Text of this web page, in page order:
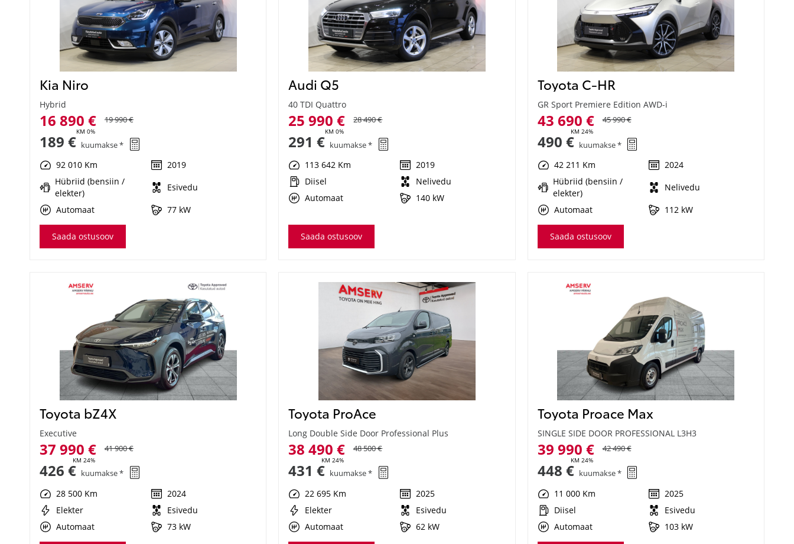
Kia Niro
Hybrid
16 890 €
KM 0%
19 990 €
189 € kuumakse *
92 010 Km
2019
Hübriid (bensiin /
elekter)
Esivedu
Automaat
77 kW
Saada ostusoov
Audi Q5
40 TDI Quattro
25 990 €
KM 0%
28 490 €
291 € kuumakse *
113 642 Km
2019
Diisel
Nelivedu
Automaat
140 kW
Saada ostusoov
Toyota C-HR
GR Sport Premiere Edition AWD-i
43 690 €
KM 24%
45 990 €
490 € kuumakse *
42 211 Km
2024
Hübriid (bensiin /
elekter)
Nelivedu
Automaat
112 kW
Saada ostusoov
Toyota bZ4X
Executive
37 990 €
KM 24%
41 900 €
426 € kuumakse *
28 500 Km
2024
Elekter
Esivedu
Automaat
73 kW
Toyota ProAce
Long Double Side Door Professional Plus
38 490 €
KM 24%
48 500 €
431 € kuumakse *
22 695 Km
2025
Elekter
Esivedu
Automaat
62 kW
Toyota Proace Max
SINGLE SIDE DOOR PROFESSIONAL L3H3
39 990 €
KM 24%
42 490 €
448 € kuumakse *
11 000 Km
2025
Diisel
Esivedu
Automaat
103 kW